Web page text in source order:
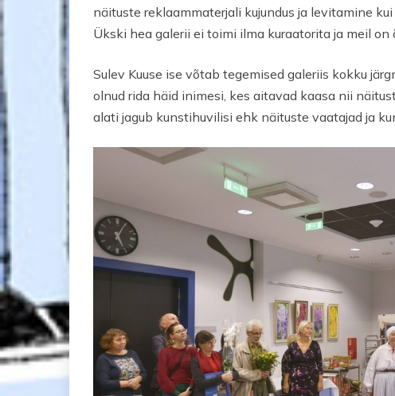
näituste reklaammaterjali kujundus ja levitamine
Ükski hea galerii ei toimi ilma kuraatorita ja meil on
Sulev Kuuse ise võtab tegemised galeriis kokku
olnud rida häid inimesi, kes aitavad kaasa nii
alati jagub kunstihuvilisi ehk näituste vaatajad ja